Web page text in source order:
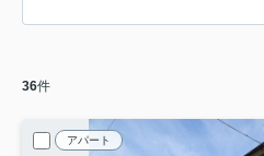
36件
アパート